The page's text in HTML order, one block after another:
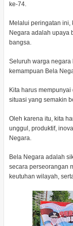
ke-74.
Melalui peringatan ini,
Negara adalah upaya
bangsa.
Seluruh warga negara
kemampuan Bela
Kita harus
situasi yang semakin
Oleh karena itu, kita
unggul, produktif,
Negara.
Bela Negara adalah
secara perseorangan
keutuhan wilayah,